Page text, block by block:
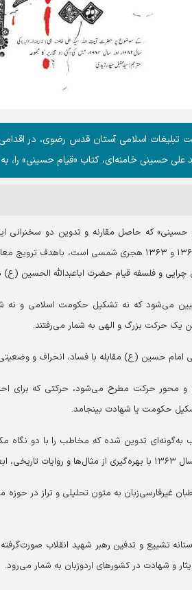
تبلیغات اسلامی آستان قدس رضوی، در
حسینی خامنه‌ای، کتاب «قیام حسینی» را، به
حسینی» که حاصل مقارنه و تدوین دو سخنرانی
در ماه محرم سال‌های ۱۳۶۱ و ۱۳۶۳ هجری شمسی
و فلسفه قیام حضرت اباعبدالله الحسین (ع)
می‌شود که نه تشکیل حکومت اسلامی و
یک حرکت بزرگ و الهی به شمار می‌رفتند.
حسین (ع) مقابله با فساد، انحراف و
و محور حرکت مطرح می‌شود، حرکتی که برای
حکومت یا شهادت بینجامد.
می‌کند.
غیرفارسی‌زبان به متون تحلیلی و تراز در حوزه
تشییع و تدفین رهبر شهید انقلاب
و شهادت در کشور‌های اردو‌زبان به شمار می‌رود.